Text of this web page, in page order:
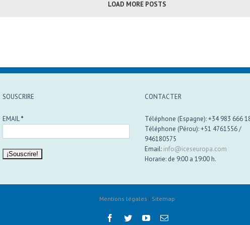
LOAD MORE POSTS
SOUSCRIRE
EMAIL*
CONTACTER
Téléphone (Espagne): +34 983 666
Téléphone (Pérou): +51 4761556 /
946180575
Email: info@iceseuropa.com
Horarie: de 9:00 a 19:00 h.
Mentions légales | Sitemap